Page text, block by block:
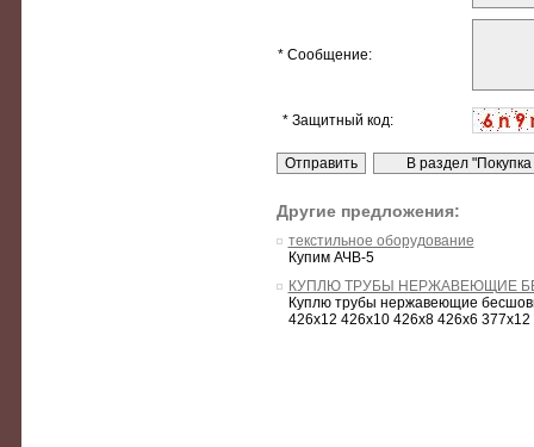
* Сообщение:
* Защитный код:
Другие предложения:
текстильное оборудование
Купим АЧВ-5
КУПЛЮ ТРУБЫ НЕРЖАВЕЮЩИЕ
Куплю трубы нержавеющие
426х12 426х10 426х8 426х6